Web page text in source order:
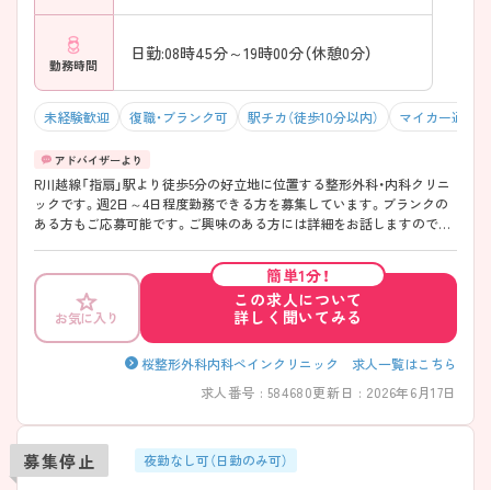
勤務時間
日勤:08時45分～19時00分（休憩0分）
未経験歓迎 復職・ブランク可 駅チカ（徒歩10分以内） マイカー通勤
R川越線「指扇」駅より徒歩5分の好立地に位置する整形外科・内科クリニ
ックです。週2日～4日程度勤務できる方を募集しています。ブランクの
ある方もご応募可能です。ご興味のある方には詳細をお話しますので、
お気に入り
簡単1分！
この求人について
詳しく聞いてみる
桜整形外科内科ペインクリニック 求人一覧はこちら
求人番号 : 584680更新日 : 2026年6月17日
募集停止 夜勤なし可（日勤のみ可）